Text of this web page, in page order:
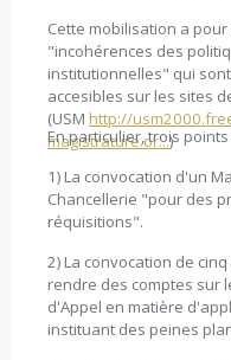
Cette mobilisation a
"incohérences des
institutionnelles" qui
accesibles sur les sites
(USM http://
magistrature.or...)
En particulier, trois
1) La convocation d'un
Chancellerie "pour des
réquisitions".
2) La convocation de
rendre des comptes sur
d'Appel en matière
instituant des peines